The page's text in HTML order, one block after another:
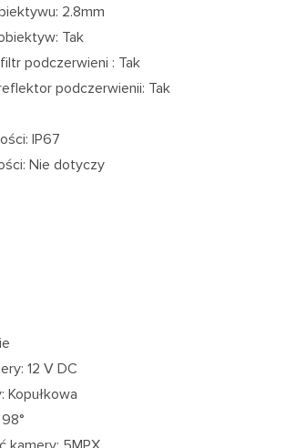
2.8mm
Tak
podczerwieni : Tak
podczerwienii: Tak
IP67
Nie dotyczy
12 V DC
Kopułkowa